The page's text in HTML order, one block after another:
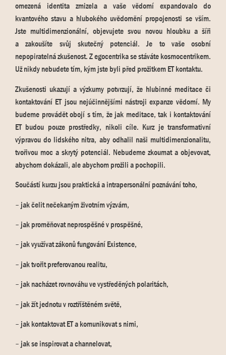
omezená identita zmizela a vaše vědomí expandovalo do
kvantového stavu a hlubokého uvědomění propojenosti se vším.
Jste multidimenzionální, objevujete svou novou hloubku a šíři
a zakoušíte svůj skutečný potenciál. Je to vaše osobní
nepopiratelná zkušenost. Z egocentrika se stáváte kosmocentrikem.
Už nikdy nebudete tím, kým jste byli před prožitkem ET kontaktu.
Zkušenosti ukazují a výzkumy potvrzují, že hlubinné meditace či
kontaktování ET jsou nejúčinnějšími nástroji expanze vědomí. My
budeme provádět obojí s tím, že jak meditace, tak i kontaktování
ET budou pouze prostředky, nikoli cíle. Kurz je transformativní
výpravou do lidského nitra, aby odhalil naši multidimenzionalitu,
tvořivou moc a skrytý potenciál. Nebudeme zkoumat a objevovat,
abychom dokázali, ale abychom prožili a pochopili.
Součástí kurzu jsou praktická a intrapersonální poznávání toho,
– jak čelit nečekaným životním výzvám,
– jak proměňovat neprospěšné v prospěšné,
– jak využívat zákonů fungování Existence,
– jak tvořit preferovanou realitu,
– jak nacházet rovnováhu ve vystředěných polaritách,
– jak žít jednotu v roztříštěném světě,
– jak kontaktovat ET a komunikovat s nimi,
– jak se inspirovat a channelovat,